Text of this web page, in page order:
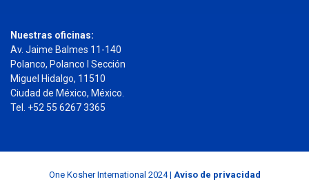
Nuestras oficinas:
Av. Jaime Balmes 11-140
Polanco, Polanco I Sección
Miguel Hidalgo, 11510
Ciudad de México, México.
Tel. +52 55 6267 3365
One Kosher International 2024 | Aviso de privacidad